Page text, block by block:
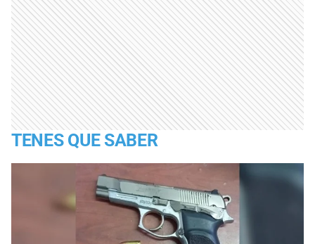
TENES QUE SABER